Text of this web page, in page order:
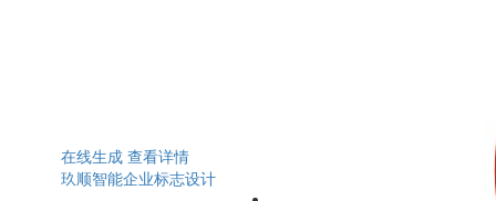
在线生成 查看详情
玖顺智能企业标志设计